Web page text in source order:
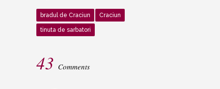
bradul de Craciun Craciun
tinuta de sarbatori
43 Comments